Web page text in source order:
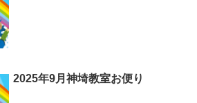
2025年9月神埼教室お便り